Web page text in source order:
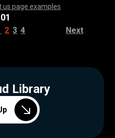
us page examples
,,,,,,,,,,,,,,,,,,,,
,,,,,,,,,,,,,,,,,,,,
,,,,,,,,,,,,,,,,,,,,
,,,,,,,,,,,,,,,,,,,,
,,,,,,,,,,,,,,,,,,,,
,,,,,,,,,,,,,,,,,,,,
,,,,,,,,,,,,,,,,,,,,
,,,,,
2 3 4 Next
Library